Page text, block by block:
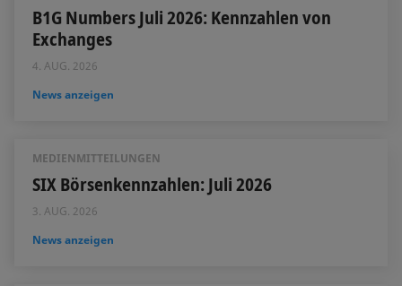
B1G Numbers Juli 2026: Kennzahlen von
Exchanges
4. AUG. 2026
News anzeigen
MEDIENMITTEILUNGEN
SIX Börsenkennzahlen: Juli 2026
3. AUG. 2026
News anzeigen